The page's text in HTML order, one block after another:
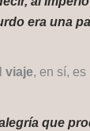
era una
viaje, en sí,
que